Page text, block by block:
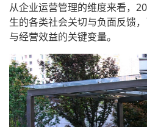
从企业运营管理的维度来看，
生的各类社会关切与负面反馈
与经营效益的关键变量。